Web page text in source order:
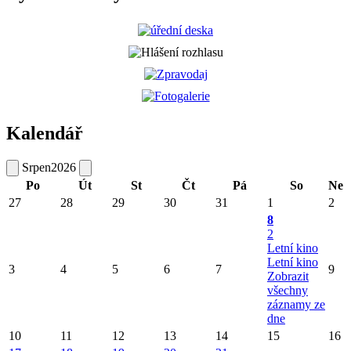
Kalendář
Srpen2026
Po
Út St Čt Pá So
Ne
27
28 29 30 31 1 2
3 4 5 6 7
8
2
Letní kino
Letní kino
Zobrazit
všechny
záznamy ze
dne
9
10 11 12 13 14 15
16